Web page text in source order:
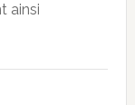
ainsi